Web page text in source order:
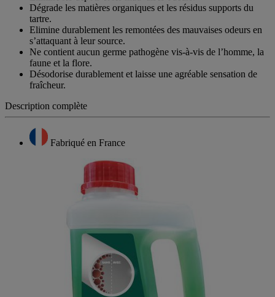
Elimine les dépôts et les mauvaises odeurs.
Dégrade les matières organiques et les résidus supports du
tartre.
Elimine durablement les remontées des mauvaises odeurs en
s’attaquant à leur source.
Ne contient aucun germe pathogène vis-à-vis de l’homme, la
faune et la flore.
Désodorise durablement et laisse une agréable sensation de
Description complète